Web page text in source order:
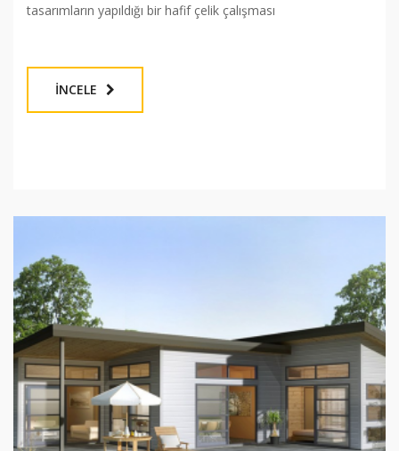
tasarımların yapıldığı bir hafif çelik çalışması
İNCELE